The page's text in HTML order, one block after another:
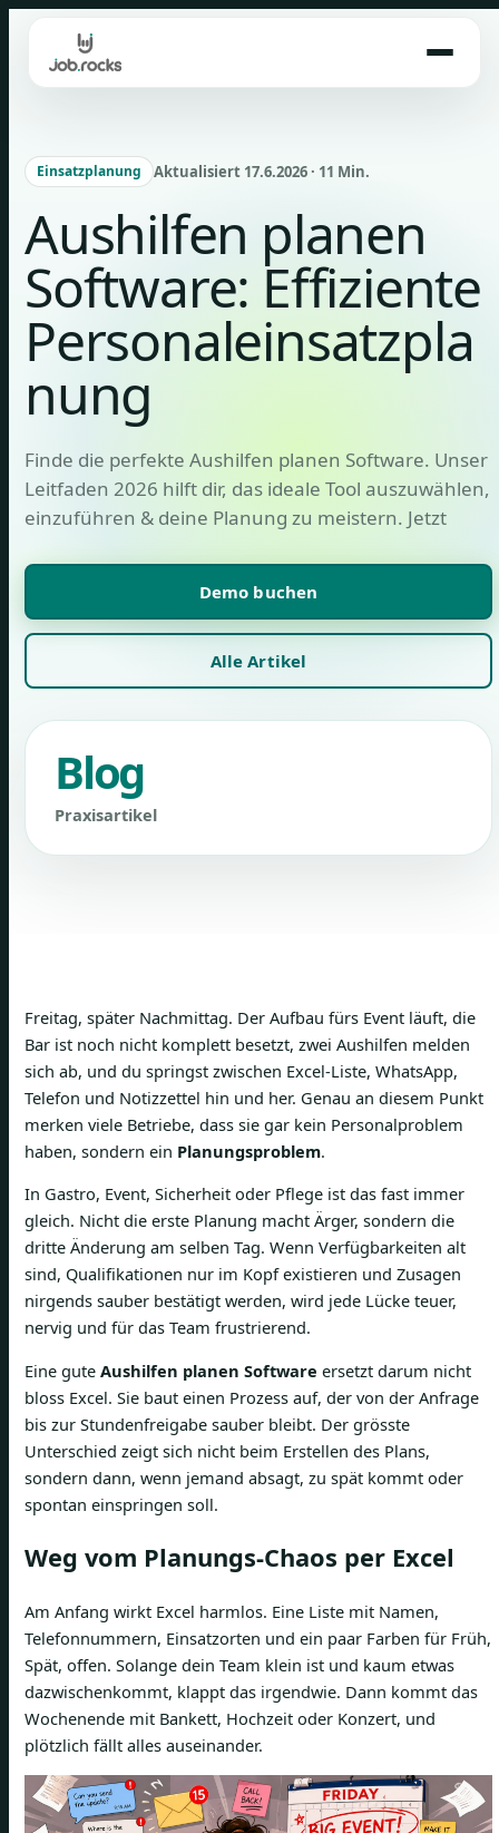
content
Einsatzplanung Aktualisiert 17.6.2026 · 11 Min.
Aushilfen planen
Software: Effiziente
Personaleinsatzpla
nung
Finde die perfekte Aushilfen planen Software. Unser
Leitfaden 2026 hilft dir, das ideale Tool auszuwählen,
einzuführen & deine Planung zu meistern. Jetzt
Demo buchen
Alle Artikel
Blog
Praxisartikel
Freitag, später Nachmittag. Der Aufbau fürs Event läuft, die
Bar ist noch nicht komplett besetzt, zwei Aushilfen melden
sich ab, und du springst zwischen Excel-Liste, WhatsApp,
Telefon und Notizzettel hin und her. Genau an diesem Punkt
merken viele Betriebe, dass sie gar kein Personalproblem
haben, sondern ein Planungsproblem.
In Gastro, Event, Sicherheit oder Pflege ist das fast immer
gleich. Nicht die erste Planung macht Ärger, sondern die
dritte Änderung am selben Tag. Wenn Verfügbarkeiten alt
sind, Qualifikationen nur im Kopf existieren und Zusagen
nirgends sauber bestätigt werden, wird jede Lücke teuer,
nervig und für das Team frustrierend.
Eine gute Aushilfen planen Software ersetzt darum nicht
bloss Excel. Sie baut einen Prozess auf, der von der Anfrage
bis zur Stundenfreigabe sauber bleibt. Der grösste
Unterschied zeigt sich nicht beim Erstellen des Plans,
sondern dann, wenn jemand absagt, zu spät kommt oder
spontan einspringen soll.
Weg vom Planungs-Chaos per Excel
Am Anfang wirkt Excel harmlos. Eine Liste mit Namen,
Telefonnummern, Einsatzorten und ein paar Farben für Früh,
Spät, offen. Solange dein Team klein ist und kaum etwas
dazwischenkommt, klappt das irgendwie. Dann kommt das
Wochenende mit Bankett, Hochzeit oder Konzert, und
plötzlich fällt alles auseinander.